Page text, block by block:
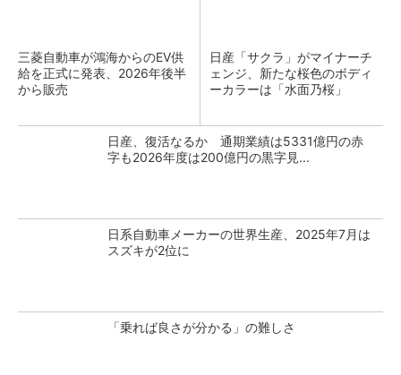
三菱自動車が鴻海からのEV供
給を正式に発表、2026年後半
から販売
日産「サクラ」がマイナーチ
ェンジ、新たな桜色のボディ
ーカラーは「水面乃桜」
日産、復活なるか 通期業績は5331億円の赤
字も2026年度は200億円の黒字見...
日系自動車メーカーの世界生産、2025年7月は
スズキが2位に
「乗れば良さが分かる」の難しさ